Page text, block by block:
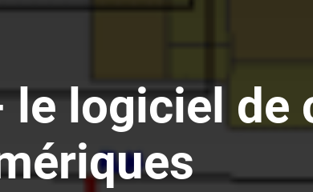
le logiciel de